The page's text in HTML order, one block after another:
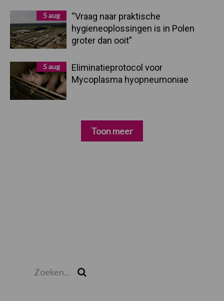
5 aug
“Vraag naar praktische
hygieneoplossingen is in Polen
groter dan ooit”
5 aug
Eliminatieprotocol voor
Mycoplasma hyopneumoniae
Toon meer